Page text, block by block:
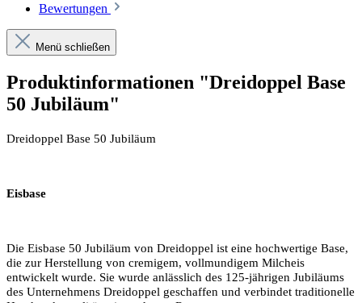
Bewertungen
Menü schließen
Produktinformationen "Dreidoppel Base
50 Jubiläum"
Dreidoppel Base 50 Jubiläum
Eisbase
Die Eisbase 50 Jubiläum von Dreidoppel ist eine hochwertige Base,
die zur Herstellung von cremigem, vollmundigem Milcheis
entwickelt wurde. Sie wurde anlässlich des 125-jährigen Jubiläums
des Unternehmens Dreidoppel geschaffen und verbindet traditionelle